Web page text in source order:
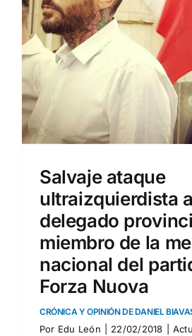
Salvaje ataque
ultraizquierdista a
delegado
miembro de la
nacional del
Forza Nuova
CRÓNICA Y OPINIÓN DE DANIEL
Por Edu León 22/02/2018